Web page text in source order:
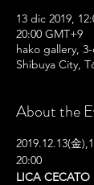
13 dic 2019,
20:00 GMT+9
hako gallery,
Shibuya City,
About the
2019.12.13(金
20:00
LICA CECATO